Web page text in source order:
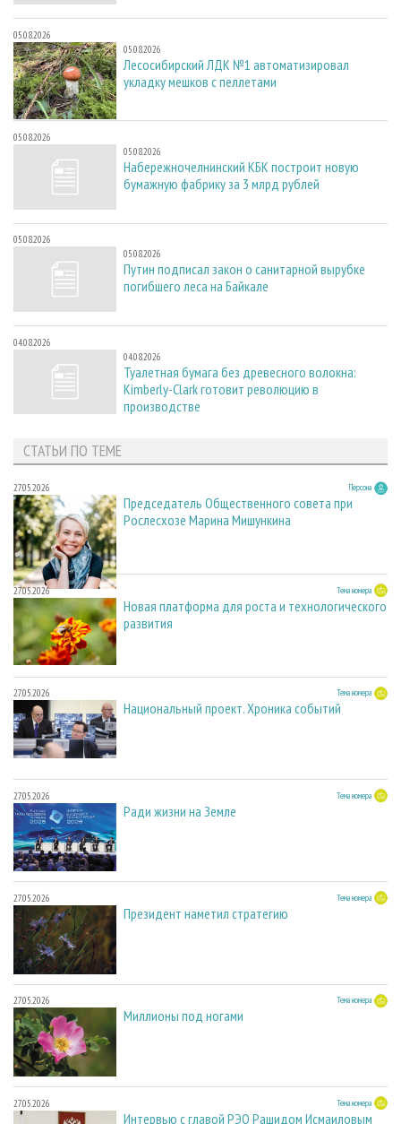
05.08.2026
05.08.2026
Лесосибирский ЛДК №1 автоматизировал
укладку мешков с пеллетами
05.08.2026
05.08.2026
Набережночелнинский КБК построит новую
бумажную фабрику за 3 млрд рублей
05.08.2026
05.08.2026
Путин подписал закон о санитарной вырубке
погибшего леса на Байкале
04.08.2026
04.08.2026
Туалетная бумага без древесного волокна:
Kimberly-Clark готовит революцию в
производстве
СТАТЬИ ПО ТЕМЕ
27.05.2026 Персона
Председатель Общественного совета при
Рослесхозе Марина Мишункина
27.05.2026 Тема номера
Новая платформа для роста и технологического
развития
27.05.2026 Тема номера
Национальный проект. Хроника событий
27.05.2026 Тема номера
Ради жизни на Земле
27.05.2026 Тема номера
Президент наметил стратегию
27.05.2026 Тема номера
Миллионы под ногами
27.05.2026 Тема номера
Интервью с главой РЭО Рашидом Исмаиловым